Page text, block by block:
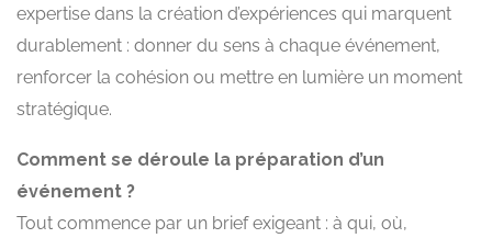
expertise dans la création d’expériences qui marquent
durablement : donner du sens à chaque événement,
renforcer la cohésion ou mettre en lumière un moment
stratégique.
Comment se déroule la préparation d’un
événement ?
Tout commence par un brief exigeant : à qui, où,